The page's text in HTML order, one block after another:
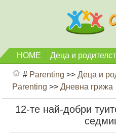
HOME Деца и
# Parenting >>Деца и
Parenting >>Дневна грижа
12-те най-добри